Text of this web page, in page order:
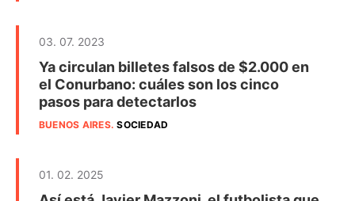
03. 07. 2023
Ya circulan billetes falsos de $2.000 en
el Conurbano: cuáles son los cinco
pasos para detectarlos
BUENOS AIRES.SOCIEDAD
01. 02. 2025